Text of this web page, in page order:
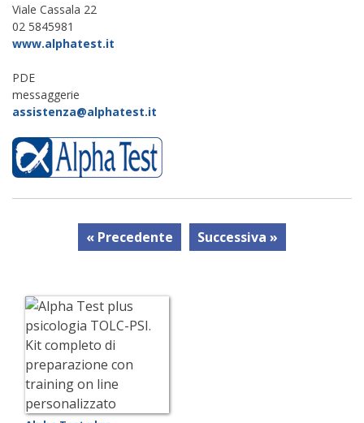
Viale Cassala 22
02 5845981
www.alphatest.it
PDE
messaggerie
assistenza@alphatest.it
« Precedente Successiva »